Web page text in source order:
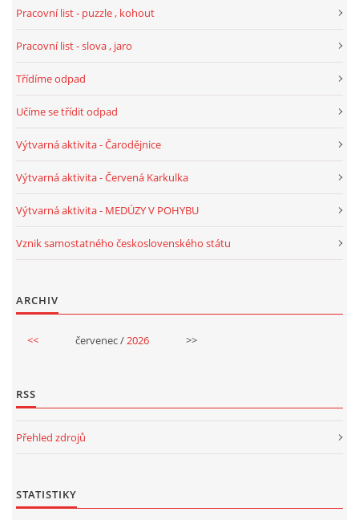
Pracovní list - puzzle , kohout
Pracovní list - slova , jaro
Třídíme odpad
Učíme se třídit odpad
Výtvarná aktivita - Čarodějnice
Výtvarná aktivita - Červená Karkulka
Výtvarná aktivita - MEDÚZY V POHYBU
Vznik samostatného československého státu
ARCHIV
<< červenec /2026 >>
RSS
Přehled zdrojů
STATISTIKY